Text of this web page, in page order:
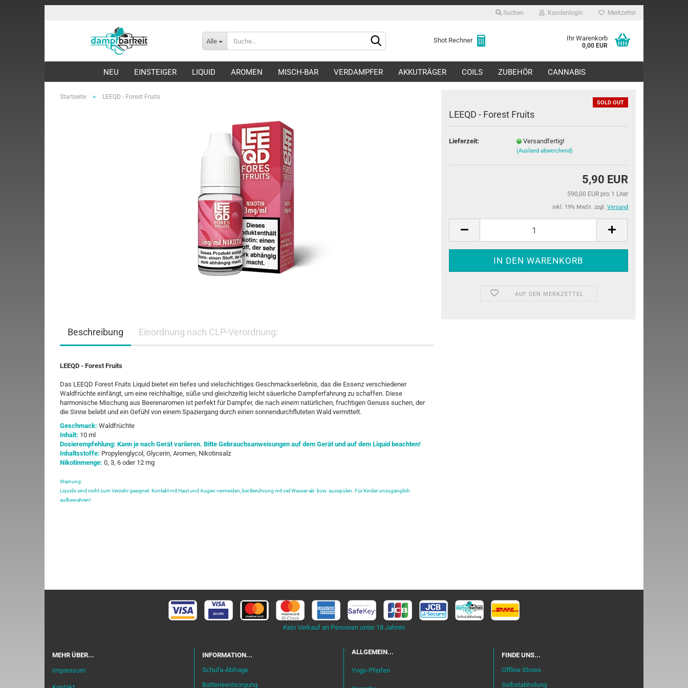
Suchen Kundenlogin Merkzettel
Alle Shot Rechner Ihr Warenkorb
0,00 EUR
NEU EINSTEIGER LIQUID AROMEN MISCH-BAR VERDAMPFER AKKUTRÄGER COILS ZUBEHÖR CANNABIS
Startseite » LEEQD - Forest Fruits
SOLD OUT
LEEQD - Forest Fruits
Lieferzeit: Versandfertig!
(Ausland abweichend)
5,90 EUR
590,00 EUR pro 1 Liter
inkl. 19% MwSt. zzgl. Versand
AUF DEN MERKZETTEL
Beschreibung Einordnung nach CLP-Verordnung:
LEEQD - Forest Fruits
Das LEEQD Forest Fruits Liquid bietet ein tiefes und vielschichtiges Geschmackserlebnis, das die Essenz verschiedener
Waldfrüchte einfängt, um eine reichhaltige, süße und gleichzeitig leicht säuerliche Dampferfahrung zu schaffen. Diese
harmonische Mischung aus Beerenaromen ist perfekt für Dampfer, die nach einem natürlichen, fruchtigen Genuss suchen, der
die Sinne belebt und ein Gefühl von einem Spaziergang durch einen sonnendurchfluteten Wald vermittelt.
Geschmack: Waldfrüchte
Inhalt: 10 ml
Dosierempfehlung: Kann je nach Gerät variieren. Bitte Gebrauchsanweisungen auf dem Gerät und auf dem Liquid beachten!
Inhaltsstoffe: Propylenglycol, Glycerin, Aromen, Nikotinsalz
Nikotinmenge: 0, 3, 6 oder 12 mg
Warnung:
Liquids sind nicht zum Verzehr geeignet. Kontakt mit Haut und Augen vermeiden, bei Berührung mit viel Wasser ab- bzw. ausspülen. Für Kinder unzugänglich
aufbewahren!
Kein Verkauf an Personen unter 18 Jahren
MEHR ÜBER...
Impressum
INFORMATION...
Schufa-Abfrage
Batterieentsorgung
ALLGEMEIN...
Yogs-Pfeifen
FINDE UNS...
Offline Stores
Selbstabholung